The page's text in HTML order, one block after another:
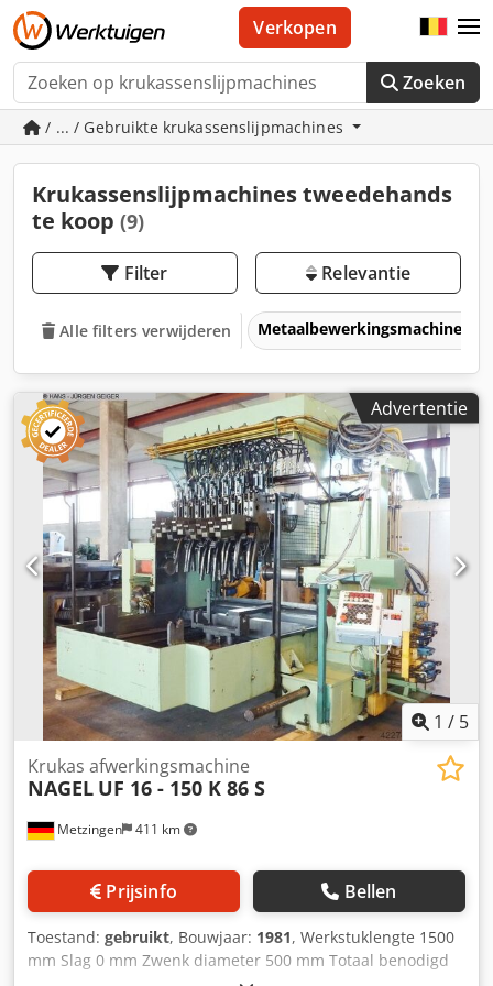
Zoeken
Verkopen
/ ... / Gebruikte krukassenslijpmachines
Krukassenslijpmachines tweedehands
te koop (9)
Filter Relevantie
Alle filters verwijderen Metaalbewerkingsmachines
Advertentie
1 / 5
Metzingen 411 km
Krukas afwerkingsmachine
NAGEL UF 16 - 150 K 86 S
Prijsinfo Bellen
Toestand: gebruikt, Bouwjaar: 1981, Werkstuklengte 1500
mm Slag 0 mm Zwenk diameter 500 mm Totaal benodigd